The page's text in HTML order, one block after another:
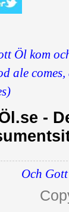
Öl kom
ale
-
Och